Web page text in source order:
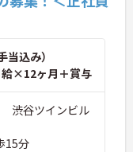
当込み）
給×12ヶ月＋賞与
渋谷ツインビル
15分